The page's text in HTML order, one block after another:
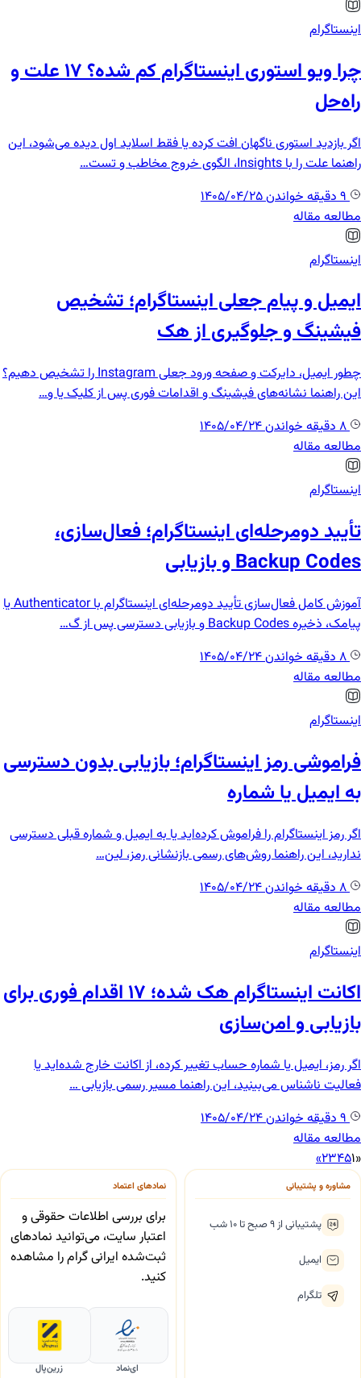
اینستاگرام
چرا ویو استوری اینستاگرام کم شده؟ ۱۷ علت و
راه‌حل
اگر بازدید استوری ناگهان افت کرده یا فقط اسلاید اول دیده می‌شود، این
راهنما علت را با Insights، الگوی خروج مخاطب و تست‌…
9 دقیقه خواندن
1405/04/25
مطالعه مقاله
اینستاگرام
ایمیل و پیام جعلی اینستاگرام؛ تشخیص
فیشینگ و جلوگیری از هک
چطور ایمیل، دایرکت و صفحه ورود جعلی Instagram را تشخیص دهیم؟
این راهنما نشانه‌های فیشینگ و اقدامات فوری پس از کلیک یا و…
8 دقیقه خواندن
1405/04/24
مطالعه مقاله
اینستاگرام
تأیید دومرحله‌ای اینستاگرام؛ فعال‌سازی،
Backup Codes و بازیابی
آموزش کامل فعال‌سازی تأیید دومرحله‌ای اینستاگرام با Authenticator یا
پیامک، ذخیره Backup Codes و بازیابی دسترسی پس از گ…
8 دقیقه خواندن
1405/04/24
مطالعه مقاله
اینستاگرام
فراموشی رمز اینستاگرام؛ بازیابی بدون دسترسی
به ایمیل یا شماره
اگر رمز اینستاگرام را فراموش کرده‌اید یا به ایمیل و شماره قبلی دسترسی
ندارید، این راهنما روش‌های رسمی بازنشانی رمز، لین…
8 دقیقه خواندن
1405/04/24
مطالعه مقاله
اینستاگرام
اکانت اینستاگرام هک شده؛ ۱۷ اقدام فوری برای
بازیابی و امن‌سازی
اگر رمز، ایمیل یا شماره حساب تغییر کرده، از اکانت خارج شده‌اید یا
فعالیت ناشناس می‌بینید، این راهنما مسیر رسمی بازیابی …
9 دقیقه خواندن
1405/04/24
مطالعه مقاله
«
1
(current)
2345
»
مشاوره و پشتیبانی
پشتیبانی از ۹ صبح تا ۱۰ شب
ایمیل
تلگرام
نمادهای اعتماد
برای بررسی اطلاعات حقوقی و
اعتبار سایت، می‌توانید نمادهای
ثبت‌شده ایرانی گرام را مشاهده
کنید.
ای‌نماد زرین‌پال